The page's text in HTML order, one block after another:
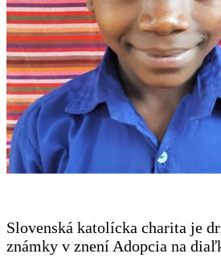
Slovenská katolícka charita je
známky v znení Adopcia na